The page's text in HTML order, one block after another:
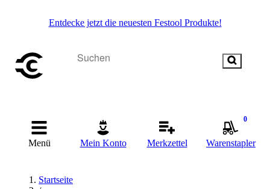
Entdecke jetzt die neuesten Festool Produkte!
Menü Mein Konto Merkzettel
0
Warenstapler
Startseite